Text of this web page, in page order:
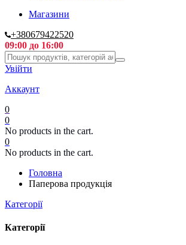
Магазини
+380679422520
09:00 до 16:00
Увійти
Аккаунт
0
0
No products in the cart.
0
No products in the cart.
Головна
Паперова продукція
Категорії
Категорії